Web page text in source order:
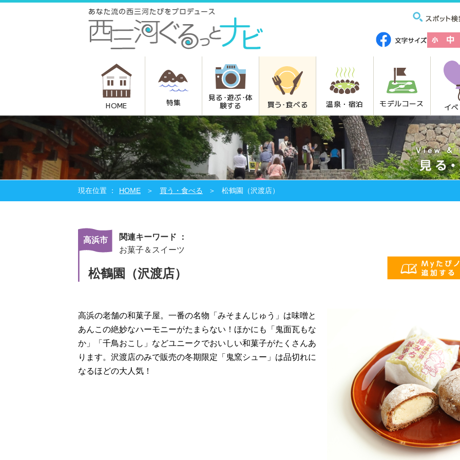
HOME 特集
見る･遊ぶ･体
験する
買う･食べる 温泉・宿泊 モデルコース イ
HOME 買う・食べる 松鶴園（沢渡店）
高浜市
関連キーワード ：
お菓子＆スイーツ
松鶴園（沢渡店）
高浜の老舗の和菓子屋。一番の名物「みそまんじゅう」は味噌と
あんこの絶妙なハーモニーがたまらない！ほかにも「鬼面瓦もな
か」「千鳥おこし」などユニークでおいしい和菓子がたくさんあ
ります。沢渡店のみで販売の冬期限定「鬼窯シュー」は品切れに
なるほどの大人気！